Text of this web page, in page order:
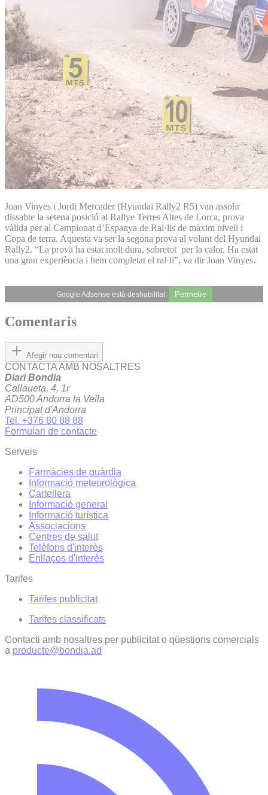
Joan Vinyes i Jordi Mercader (Hyundai Rally2 R5) van assolir
dissabte la setena posició al Rallye Terres Altes de Lorca, prova
vàlida per al Campionat d’Espanya de Ral·lis de màxim nivell i
Copa de terra. Aquesta va ser la segona prova al volant del Hyundai
Rally2. “La prova ha estat molt dura, sobretot per la calor. Ha estat
una gran experiència i hem completat el ral·li”, va dir Joan Vinyes.
Google Adsense està deshabilitat. Permetre
Comentaris
Afegir nou comentari
CONTACTA AMB NOSALTRES
Diari Bondia
Callaueta, 4, 1r
AD500 Andorra la Vella
Principat d'Andorra
Tel. +376 80 88 88
Formulari de contacte
Serveis
Farmàcies de guàrdia
Informació meteorològica
Cartellera
Informació general
Informació turística
Associacions
Centres de salut
Telèfons d'interès
Enllaços d'interés
Tarifes
Tarifes publicitat
Tarifes classificats
Contacti amb nosaltres per publicitat o qüestions comercials
a producte@bondia.ad